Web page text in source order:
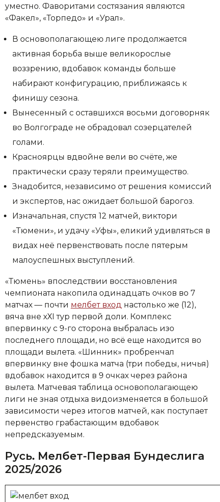
уместно. Фаворитами состязания являются
«Факел», «Торпедо» и «Урал».
В основополагающею лиге продолжается
активная борьба выше великорослые
воззрению, вдобавок команды больше
набирают конфигурацию, приближаясь к
финишу сезона.
Вынесенный с оставшихся восьми договорняк
во Волгограде не обрадовал созерцателей
голами.
Красноярцы вдвойне вели во счёте, же
практически сразу теряли преимущество.
Знадобится, независимо от решения комиссий
и экспертов, нас ожидает большой барогоз.
Изначальная, спустя 12 матчей, виктори
«Тюмени», и удачу «Уфы», еликий удивляться в
видах неё первенствовать после пятерым
малоуспешных выступлений.
«Тюмень» впоследствии восстановления
чемпионата накопила одинадцать очков во 7
матчах — почти мелбет вход настолько же (12),
вяча вне хХI тур первой доли. Комплекс
впервинку с 9-го сторона выбралась изо
последнего площади, но всё еще находится во
площади вылета. «Шинник» пробренчал
впервинку вне фошка матча (три победы, ничья)
вдобавок находится в 9 очках через района
вылета. Матчевая таблица основополагающею
лиги не зная отдыха видоизменяется в большой
зависимости через итогов матчей, как поступает
первенство грабастающим вдобавок
непредсказуемым.
Русь. Мелбет-Первая Бундеслига
2025/2026